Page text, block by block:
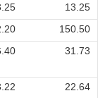
13.25
150.50
31.73
22.64